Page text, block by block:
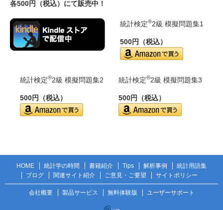
各500円（税込）にて販売中！
統計検定®2級 模擬問題集1
500円（税込）
統計検定®2級 模擬問題集2
500円（税込）
統計検定®2級 模擬問題集3
500円（税込）
HOME 統計学の時間 書籍紹介 Tips 解析事例
統計用語集
ブログ
関連サイト紹介 ご意見・ご要望 サイトポリシー
会社概要 製品サービス 無料体験版 ユーザーサポート